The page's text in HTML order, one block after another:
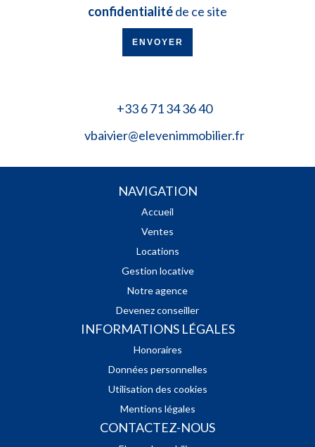
confidentialitéde ce site
ENVOYER
+33 6 71 34 36 40
vbaivier@elevenimmobilier.fr
NAVIGATION
Accueil
Ventes
Locations
Gestion locative
Notre agence
Devenez conseiller
INFORMATIONS LÉGALES
Honoraires
Données personnelles
Utilisation des cookies
Mentions légales
CONTACTEZ-NOUS